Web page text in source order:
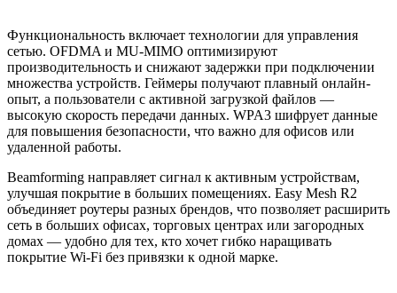
Функциональность включает технологии для управления
сетью. OFDMA и MU-MIMO оптимизируют
производительность и снижают задержки при подключении
множества устройств. Геймеры получают плавный онлайн-
опыт, а пользователи с активной загрузкой файлов —
высокую скорость передачи данных. WPA3 шифрует данные
для повышения безопасности, что важно для офисов или
удаленной работы.
Beamforming направляет сигнал к активным устройствам,
улучшая покрытие в больших помещениях. Easy Mesh R2
объединяет роутеры разных брендов, что позволяет расширить
сеть в больших офисах, торговых центрах или загородных
домах — удобно для тех, кто хочет гибко наращивать
покрытие Wi-Fi без привязки к одной марке.